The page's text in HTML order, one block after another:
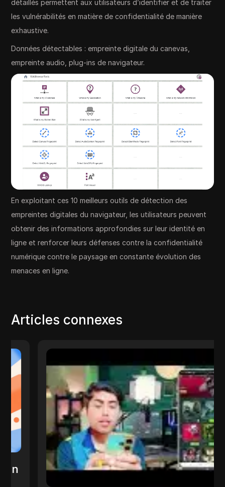
détaillés permettent aux utilisateurs d’identifier et de traiter
les vulnérabilités en matière de confidentialité de manière
exhaustive.
Données détectables : empreinte digitale du canevas,
empreinte audio, plug-ins de navigateur.
En exploitant ces 10 meilleurs outils de détection des
empreintes digitales du navigateur, les utilisateurs peuvent
obtenir des informations approfondies sur leur identité en
ligne et renforcer leurs défenses contre la confidentialité
numérique contre le paysage en constante évolution des
menaces en ligne.
Articles connexes